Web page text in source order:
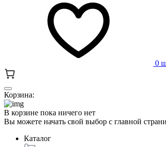
0
Корзина:
В корзине пока ничего нет
Вы можете начать свой выбор с главной
Каталог